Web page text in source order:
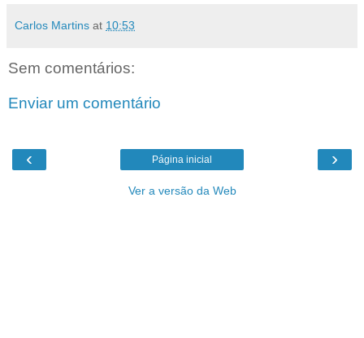
Carlos Martins at 10:53
Sem comentários:
Enviar um comentário
‹ ›
Página inicial
Ver a versão da Web